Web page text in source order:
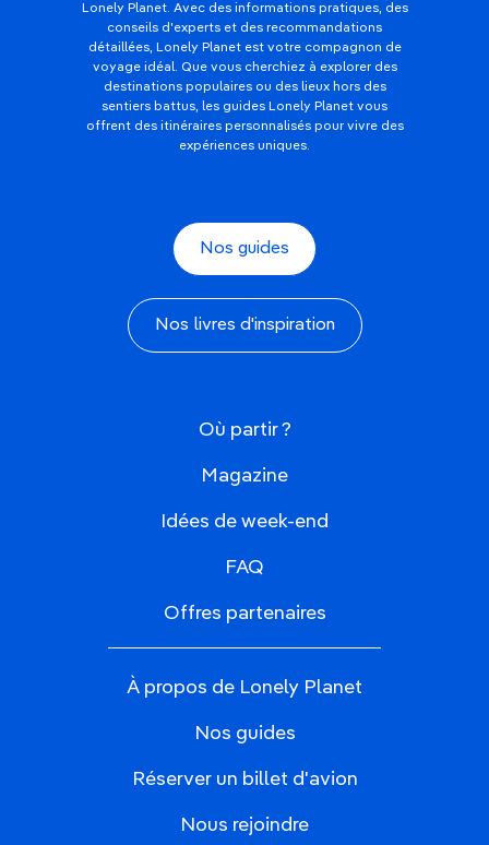
Lonely Planet. Avec des informations pratiques, des
conseils d'experts et des recommandations
détaillées, Lonely Planet est votre compagnon de
voyage idéal. Que vous cherchiez à explorer des
destinations populaires ou des lieux hors des
sentiers battus, les guides Lonely Planet vous
offrent des itinéraires personnalisés pour vivre des
expériences uniques.
Nos guides
Nos livres d'inspiration
Où partir ?
Magazine
Idées de week-end
FAQ
Offres partenaires
À propos de Lonely Planet
Nos guides
Réserver un billet d'avion
Nous rejoindre